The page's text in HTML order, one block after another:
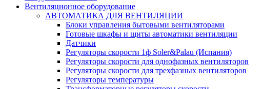
Вентиляционное оборудование
АВТОМАТИКА ДЛЯ ВЕНТИЛЯЦИИ
Блоки управления бытовыми вентиляторами
Готовые шкафы и щиты автоматики вентиляции
Датчики
Регуляторы скорости 1ф Soler&Palau (Испания)
Регуляторы скорости для однофазных вентиляторов
Регуляторы скорости для трехфазных вентиляторов
Регуляторы температуры